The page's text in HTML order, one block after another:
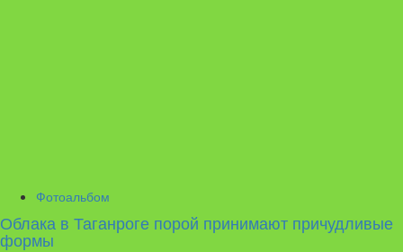
Фотоальбом
Облака в Таганроге порой принимают причудливые
формы